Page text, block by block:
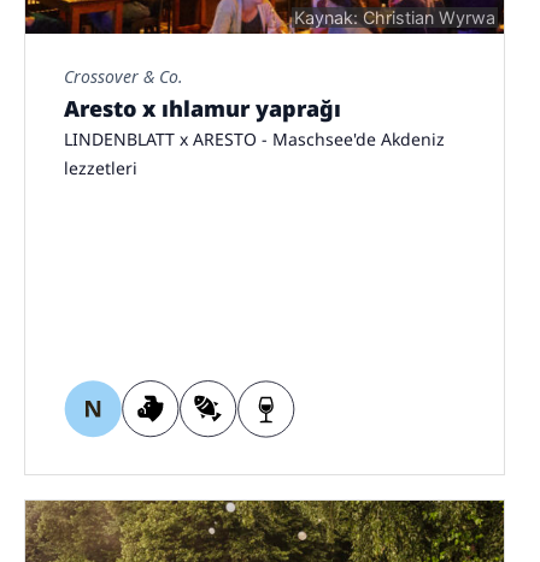
Kaynak: Christian Wyrwa
Crossover & Co.
Aresto x ıhlamur yaprağı
LINDENBLATT x ARESTO - Maschsee'de Akdeniz
lezzetleri